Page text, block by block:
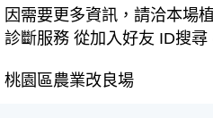
因需要更多資訊，請洽本場
診斷服務 從加入好友 ID搜尋
桃園區農業改良場